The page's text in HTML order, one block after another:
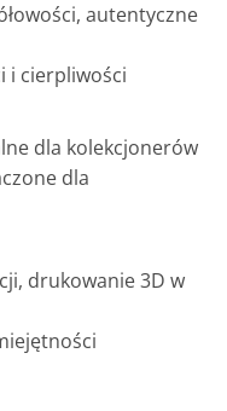
autentyczne
i cierpliwości
dla kolekcjonerów
dla
drukowanie 3D w